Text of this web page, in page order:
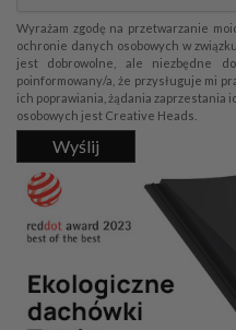
Wyrażam zgodę na przetwarzanie
ochronie danych osobowych w
jest dobrowolne, ale niezbędne do
poinformowany/a, że przysługuje mi
ich poprawiania, żądania
osobowych jest Creative Heads.
Wyślij